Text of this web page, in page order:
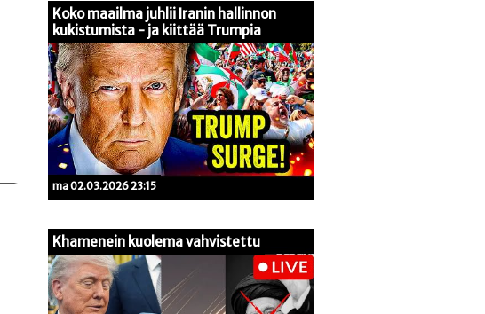
Koko maailma juhlii Iranin hallinnon
kukistumista - ja kiittää Trumpia
ma 02.03.2026 23:15
Khamenein kuolema vahvistettu